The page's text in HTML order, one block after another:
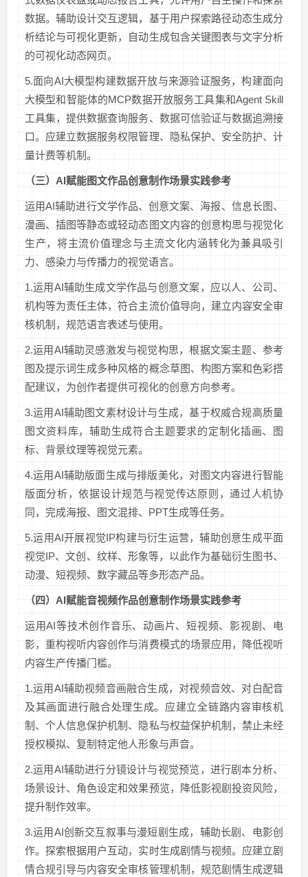
数据。辅助设计交互逻辑，基于用户探索路径动态生成分
析结论与可视化更新，自动生成包含关键图表与文字分析
的可视化动态网页。
5.面向AI大模型构建数据开放与来源验证服务，构建面向
大模型和智能体的MCP数据开放服务工具集和Agent Skill
工具集，提供数据查询服务、数据可信验证与数据追溯接
口。应建立数据服务权限管理、隐私保护、安全防护、计
量计费等机制。
（三） AI赋能图文作品创意制作场景实践参考
运用AI辅助进行文学作品、创意文案、海报、信息长图、
漫画、插图等静态或轻动态图文内容的创意构思与视觉化
生产，将主流价值理念与主流文化内涵转化为兼具吸引
力、感染力与传播力的视觉语言。
1.运用AI辅助生成文学作品与创意文案，应以人、公司、
机构等为责任主体，符合主流价值导向，建立内容安全审
核机制，规范语言表述与使用。
2.运用AI辅助灵感激发与视觉构思，根据文案主题、参考
图及提示词生成多种风格的概念草图、构图方案和色彩搭
配建议，为创作者提供可视化的创意方向参考。
3.运用AI辅助图文素材设计与生成，基于权威合规高质量
图文资料库，辅助生成符合主题要求的定制化插画、图
标、背景纹理等视觉元素。
4.运用AI辅助版面生成与排版美化，对图文内容进行智能
版面分析，依据设计规范与视觉传达原则，通过人机协
同，完成海报、图文混排、PPT生成等任务。
5.运用AI开展视觉IP构建与衍生运营，辅助创意生成平面
视觉IP、文创、纹样、形象等，以此作为基础衍生图书、
动漫、短视频、数字藏品等多形态产品。
（四） AI赋能音视频作品创意制作场景实践参考
运用AI等技术创作音乐、动画片、短视频、影视剧、电
影，重构视听内容创作与消费模式的场景应用，降低视听
内容生产传播门槛。
1.运用AI辅助视频音画融合生成，对视频音效、对白配音
及其画面进行融合处理生成。应建立全链路内容审核机
制、个人信息保护机制、隐私与权益保护机制，禁止未经
授权模拟、复制特定他人形象与声音。
2.运用AI辅助进行分镜设计与视觉预览，进行剧本分析、
场景设计、角色设定和效果预览，降低影视剧投资风险，
提升制作效率。
3.运用AI创新交互叙事与漫短剧生成，辅助长剧、电影创
作。探索根据用户互动，实时生成剧情与视频。应建立剧
情合规引导与内容安全审核管理机制，规范剧情生成逻辑